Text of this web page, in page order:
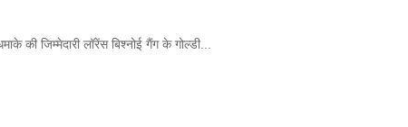
जिम्मेदारी लॉरेंस बिश्नोई गैंग के गोल्डी...